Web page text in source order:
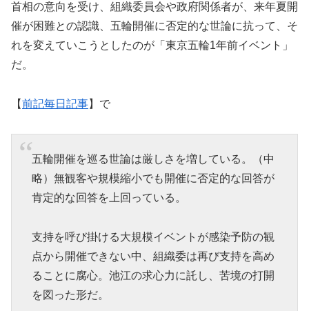
首相の意向を受け、組織委員会や政府関係者が、来年夏開
催が困難との認識、五輪開催に否定的な世論に抗って、そ
れを変えていこうとしたのが「東京五輪1年前イベント」
だ。
【前記毎日記事】で
五輪開催を巡る世論は厳しさを増している。（中
略）無観客や規模縮小でも開催に否定的な回答が
肯定的な回答を上回っている。
支持を呼び掛ける大規模イベントが感染予防の観
点から開催できない中、組織委は再び支持を高め
ることに腐心。池江の求心力に託し、苦境の打開
を図った形だ。